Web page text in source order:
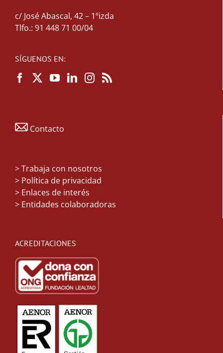
c/ José Abascal, 42 – 1ºizda
Tlfo.: 91 448 71 00/04
SÍGUENOS EN:
Contacto
>Trabaja con nosotros
> Política de privacidad
> Enlaces de interés
> Entidades colaboradoras
ACREDITACIONES